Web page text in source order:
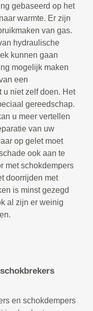
gebaseerd op het
warmte. Er zijn
van gas.
hydraulische
kunnen gaan
mogelijk maken
een
u niet zelf doen. Het
gereedschap.
u meer vertellen
van uw
op gelet moet
ook aan te
met schokdempers
doorrijden met
is minst gezegd
al zijn er weinig
en schokdempers